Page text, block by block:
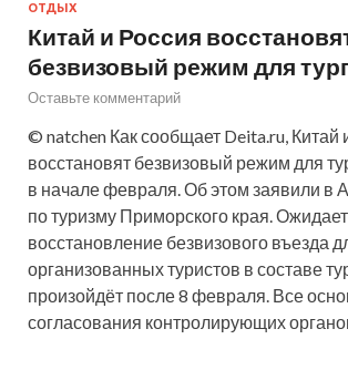
ОТДЫХ
Китай и Россия
безвизовый режим для
Оставьте комментарий
© natchen Как сообщает Deita.ru, Китай
восстановят безвизовый режим для
в начале февраля. Об этом заявили в
по туризму Приморского края.
восстановление безвизового въезда
организованных туристов в составе
произойдёт после 8 февраля. Все
согласования контролирующих